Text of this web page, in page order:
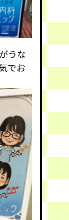
うな
でお